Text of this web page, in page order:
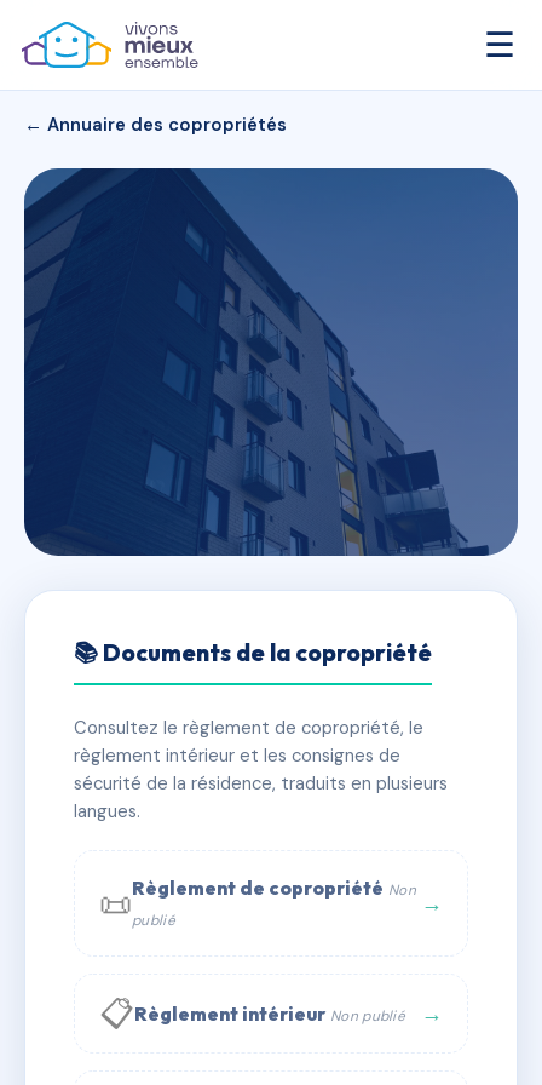
☰
← Annuaire des copropriétés
SDC 21 RUE DE LA POMME
✓ Immatriculée 🏠 16 lots 🏗 1 bâtiment(s)
📞 Contacter Syndic Digital
📚 Documents de la copropriété
Consultez le règlement de copropriété, le
règlement intérieur et les consignes de
sécurité de la résidence, traduits en plusieurs
langues.
📜Règlement de copropriété Non
publié
→
📋Règlement intérieur Non publié →